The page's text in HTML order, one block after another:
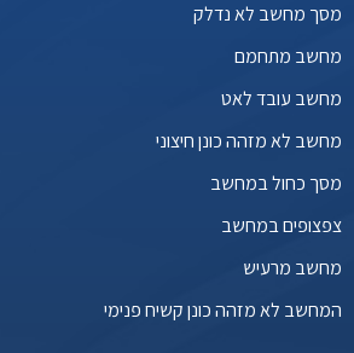
מסך מחשב לא נדלק
מחשב מתחמם
מחשב עובד לאט
מחשב לא מזהה כונן חיצוני
מסך כחול במחשב
צפצופים במחשב
מחשב מרעיש
המחשב לא מזהה כונן קשיח פנימי